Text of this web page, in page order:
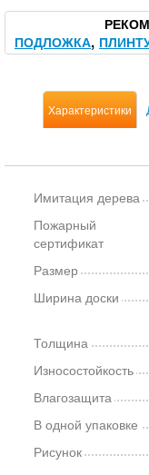
ПОДЛОЖКА
Характеристики
Имитация дерева
Пожарный
сертификат
Размер
Ширина доски
Толщина
Износостойкость
Влагозащита
В одной упаковке
Рисунок